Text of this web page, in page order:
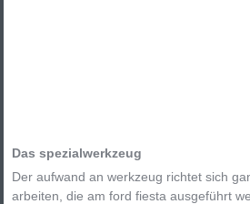
Das spezialwerkzeug
Der aufwand an werkzeug richtet sich
arbeiten, die am ford fiesta ausgeführt